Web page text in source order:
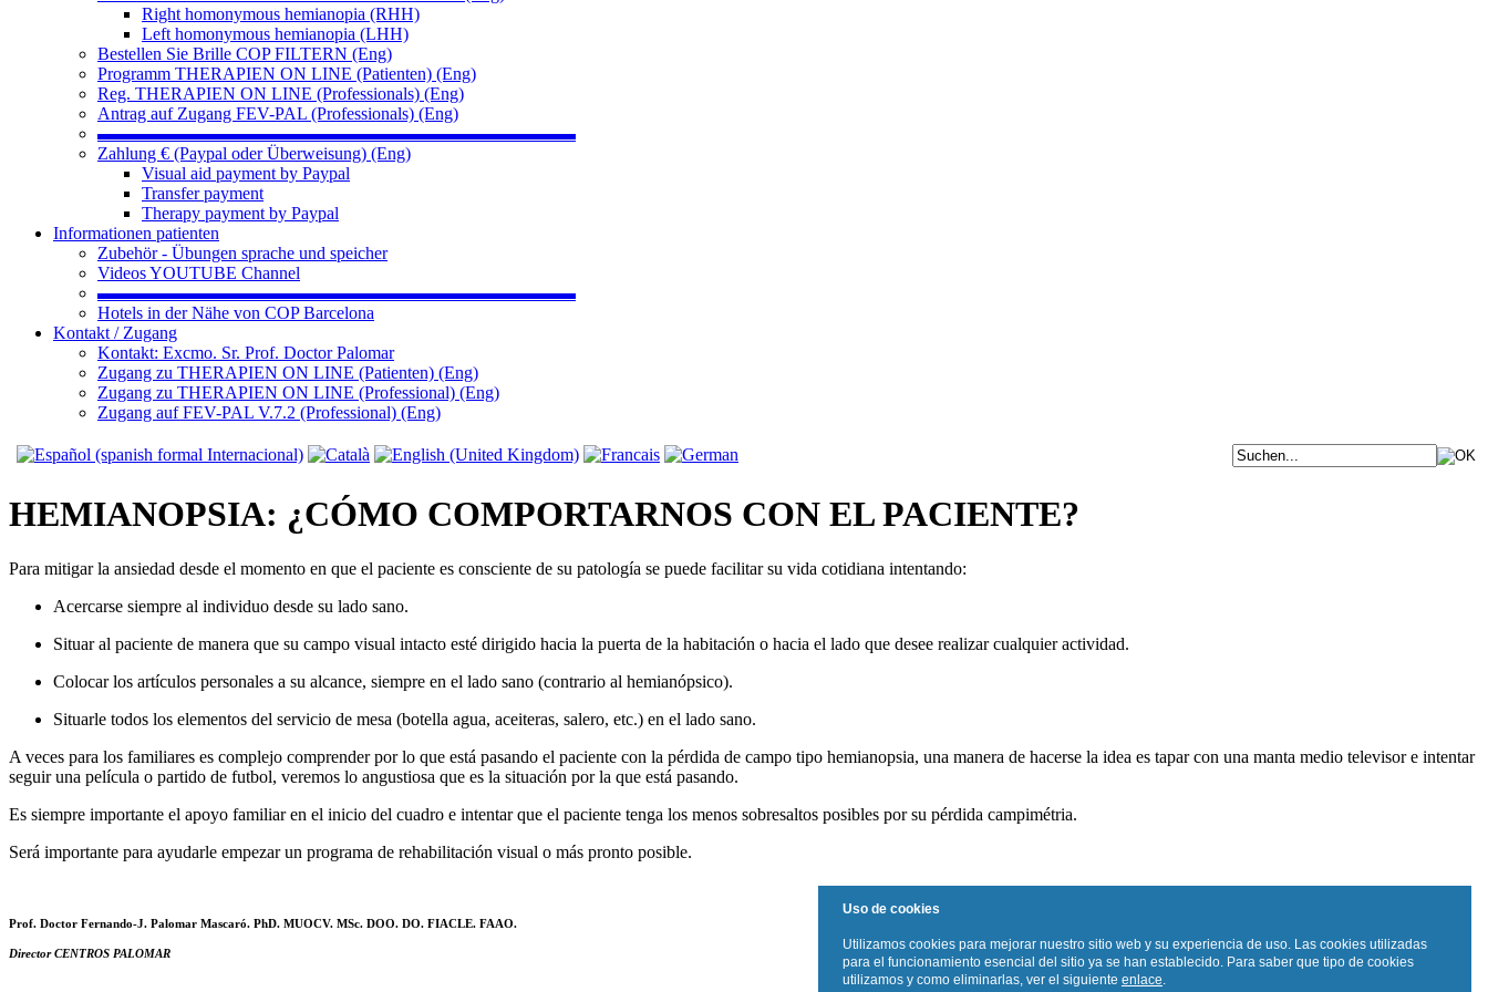
Right homonymous hemianopia (RHH)
Left homonymous hemianopia (LHH)
Bestellen Sie Brille COP FILTERN (Eng)
Programm THERAPIEN ON LINE (Patienten) (Eng)
Reg. THERAPIEN ON LINE (Professionals) (Eng)
Antrag auf Zugang FEV-PAL (Professionals) (Eng)
▬▬▬▬▬▬▬▬▬▬▬▬▬▬▬▬▬▬▬▬▬▬▬▬▬▬▬
Zahlung € (Paypal oder Überweisung) (Eng)
Visual aid payment by Paypal
Transfer payment
Therapy payment by Paypal
Informationen patienten
Zubehör - Übungen sprache und speicher
Videos YOUTUBE Channel
▬▬▬▬▬▬▬▬▬▬▬▬▬▬▬▬▬▬▬▬▬▬▬▬▬▬▬
Hotels in der Nähe von COP Barcelona
Kontakt / Zugang
Kontakt: Excmo. Sr. Prof. Doctor Palomar
Zugang zu THERAPIEN ON LINE (Patienten) (Eng)
Zugang zu THERAPIEN ON LINE (Professional) (Eng)
Zugang auf FEV-PAL V.7.2 (Professional) (Eng)
HEMIANOPSIA: ¿CÓMO COMPORTARNOS CON EL PACIENTE?
Para mitigar la ansiedad desde el momento en que el paciente es consciente de su patología se puede facilitar su vida cotidiana intentando:
Acercarse siempre al individuo desde su lado sano.
Situar al paciente de manera que su campo visual in­tacto esté dirigido hacia la puerta de la habitación o hacia el lado que desee realizar cualquier actividad.
Colocar los artículos personales a su alcance, siempre en el lado sano (contrario al hemianópsico).
Situarle todos los elementos del servicio de mesa (botella agua, aceiteras, salero, etc.) en el lado sano.
A veces para los familiares es complejo comprender por lo que está pasando el paciente con la pérdida de campo tipo hemianopsia, una manera de hacerse la idea es tapar con una manta medio televisor e intentar
seguir una película o partido de futbol, veremos lo angustiosa que es la situación por la que está pasando.
Es siempre importante el apoyo familiar en el inicio del cuadro e intentar que el paciente tenga los menos sobresaltos posibles por su pérdida campimétria.
Será importante para ayudarle empezar un programa de rehabilitación visual o más pronto posible.
Prof. Doctor Fernando-J. Palomar Mascaró. PhD. MUOCV. MSc. DOO. DO. FIACLE. FAAO.
Director CENTROS PALOMAR
Uso de cookies
Utilizamos cookies para mejorar nuestro sitio web y su experiencia de uso. Las cookies utilizadas
para el funcionamiento esencial del sitio ya se han establecido. Para saber que tipo de cookies
utilizamos y como eliminarlas, ver el siguiente enlace.